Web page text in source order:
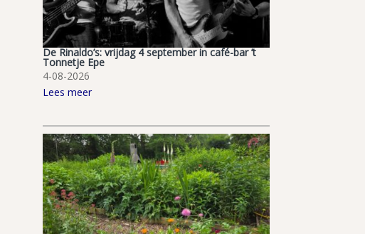
De Rinaldo’s: vrijdag 4 september in café-bar ’t
Tonnetje Epe
4-08-2026
Lees meer